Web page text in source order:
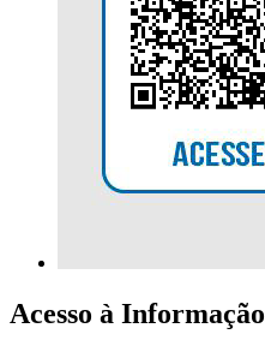
Acesso à Informação